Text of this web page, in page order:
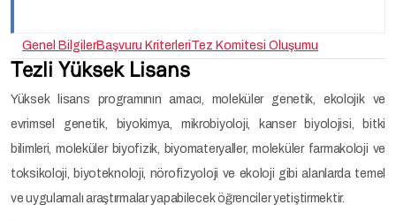
Genel BilgilerBaşvuru KriterleriTez Komitesi Oluşumu
Tezli Yüksek Lisans
Yüksek lisans programının amacı, moleküler genetik, ekolojik ve
evrimsel genetik, biyokimya, mikrobiyoloji, kanser biyolojisi, bitki
bilimleri, moleküler biyofizik, biyomateryaller, moleküler farmakoloji ve
toksikoloji, biyoteknoloji, nörofizyoloji ve ekoloji gibi alanlarda temel
ve uygulamalı araştırmalar yapabilecek öğrenciler yetiştirmektir.